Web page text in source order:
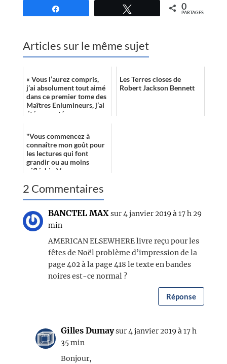
0
PARTAGES
Articles sur le même sujet
« Vous l’aurez compris,
j’ai absolument tout aimé
dans ce premier tome des
Maîtres Enlumineurs, j’ai
été emportée par
Les Terres closes de
Robert Jackson Bennett
"Vous commencez à
connaître mon goût pour
les lectures qui font
grandir ou au moins
réfléchir. Vous savez
utopies où des acti...
2 Commentaires
BANCTEL MAXsur 4 janvier 2019 à 17 h 29
min
AMERICAN ELSEWHERE livre reçu pour les
fêtes de Noël problème d’impression de la
page 402 à la page 418 le texte en bandes
noires est-ce normal ?
Réponse
Gilles Dumaysur 4 janvier 2019 à 17 h
35 min
Bonjour,